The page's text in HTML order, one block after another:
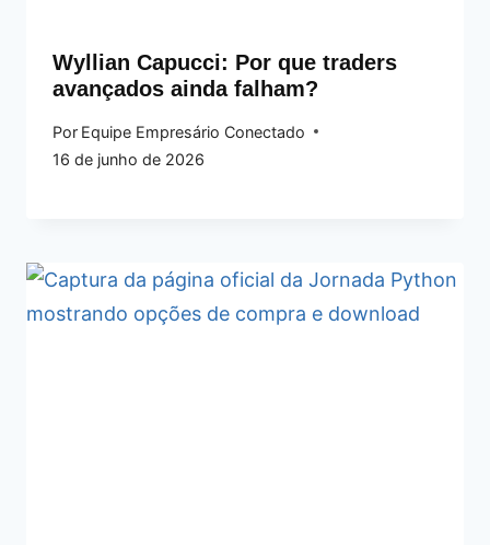
Wyllian Capucci: Por que traders
avançados ainda falham?
Por Equipe Empresário Conectado
16 de junho de 2026